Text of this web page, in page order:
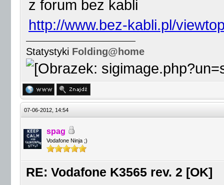
z forum bez kabli
http://www.bez-kabli.pl/
Statystyki Folding@home
07-06-2012, 14:54
spag
Vodafone Ninja ;)
RE: Vodafone K3565 rev. 2 [OK]